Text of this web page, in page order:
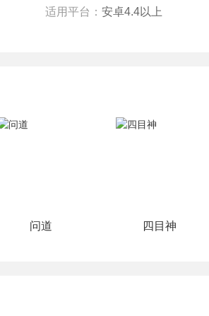
适用平台： 安卓4.4以上
问道 四目神